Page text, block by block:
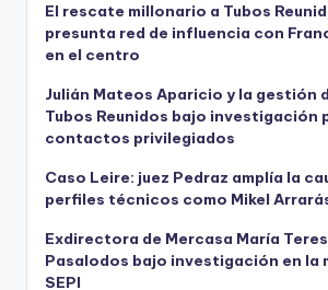
El rescate millonario a Tubos
presunta red de influencia con
en el centro
Julián Mateos Aparicio y la gestión
Tubos Reunidos bajo investigación
contactos privilegiados
Caso Leire: juez Pedraz amplía la
perfiles técnicos como Mikel
Exdirectora de Mercasa María
Pasalodos bajo investigación en la
SEPI